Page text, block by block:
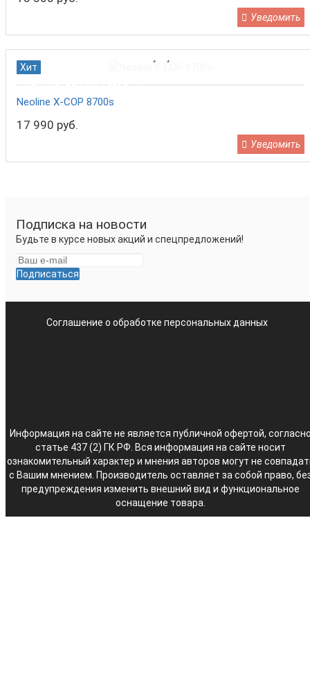
Уведомить
Хит
Бесплатная доставка
Neoline X-COP 8700s
17 990 руб.
Уведомить
Подписка на новости
Будьте в курсе новых акций и спецпредложений!
Подписаться
Соглашение о обработке персональных данных
Информация на сайте не является публичной офертой,
статье 437 (2) ГК РФ. Вся информация на сайте носит
ознакомительный характер и мнения авторов могут не
с Вашим мнением. Производитель оставляет за собой право,
предупреждения изменить внешний вид и функциональное
оснащение товара.